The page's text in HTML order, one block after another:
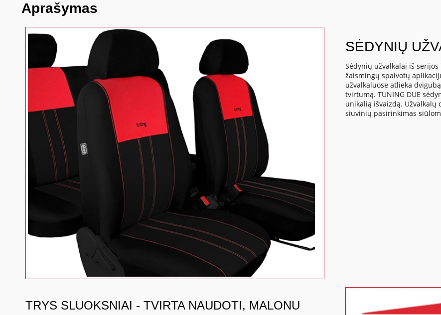
Aprašymas
SĖDYNIŲ
Sėdynių užvalkalai iš
žaismingų spalvotų
užvalkaluose atlieka
tvirtumą. TUNING DUE
unikalią išvaizdą.
siuvinių pasirinkimas
TRYS SLUOKSNIAI - TVIRTA NAUDOTI, MALONU